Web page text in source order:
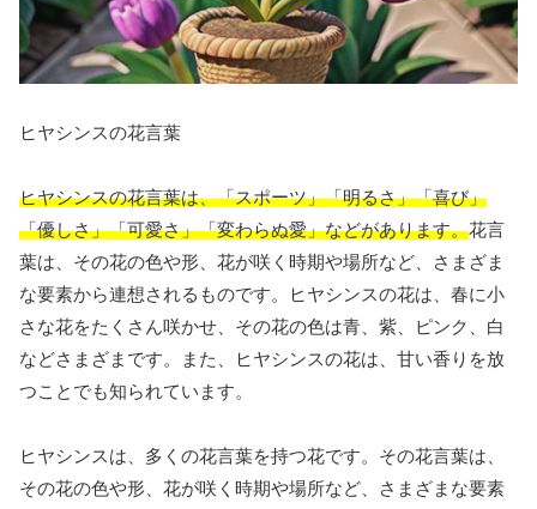
ヒヤシンスの花言葉
ヒヤシンスの花言葉は、「スポーツ」「明るさ」「喜び」
「優しさ」「可愛さ」「変わらぬ愛」などがあります。花言
葉は、その花の色や形、花が咲く時期や場所など、さまざま
な要素から連想されるものです。ヒヤシンスの花は、春に小
さな花をたくさん咲かせ、その花の色は青、紫、ピンク、白
などさまざまです。また、ヒヤシンスの花は、甘い香りを放
つことでも知られています。
ヒヤシンスは、多くの花言葉を持つ花です。その花言葉は、
その花の色や形、花が咲く時期や場所など、さまざまな要素